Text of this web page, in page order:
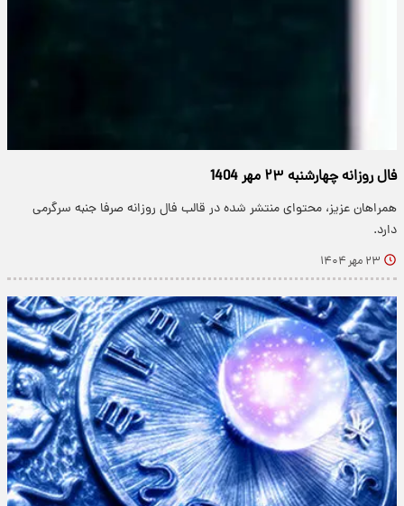
فال روزانه چهارشنبه ۲۳ مهر 1404
همراهان عزیز، محتوای منتشر شده در قالب فال روزانه صرفا جنبه سرگرمی
دارد.
۲۳ مهر ۱۴۰۴